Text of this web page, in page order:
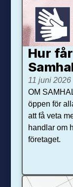
Hur
11 juni 2026
OM
öppen för
att få veta
handlar om
företaget.